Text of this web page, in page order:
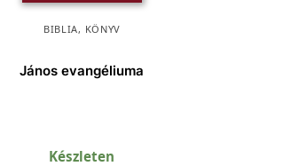
BIBLIA, KÖNYV
János evangéliuma
Készleten